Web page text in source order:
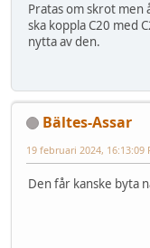
Pratas om skrot
ska koppla C20 med
nytta av den.
Bältes-Assar
19 februari 2024, 16:13:09
Den får kanske byta